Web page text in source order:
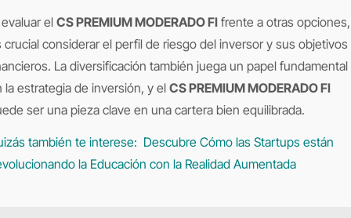
el CS PREMIUM MODERADO FI frente a otras opciones,
crucial considerar el perfil de riesgo del inversor y sus objetivos
La diversificación también juega un papel fundamental
la estrategia de inversión, y el CS PREMIUM MODERADO FI
ser una pieza clave en una cartera bien equilibrada.
también te interese: Descubre Cómo las Startups están
la Educación con la Realidad Aumentada